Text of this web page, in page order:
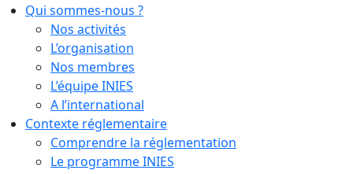
Qui sommes-nous ?
Nos activités
L’organisation
Nos membres
L’équipe INIES
A l’international
Contexte réglementaire
Comprendre la réglementation
Le programme INIES